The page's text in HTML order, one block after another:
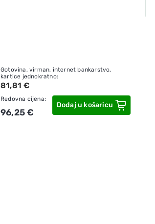
Gotovina, virman, internet bankarstvo,
kartice jednokratno:
81,81 €
Redovna cijena:
96,25 €
Dodaj u košaricu